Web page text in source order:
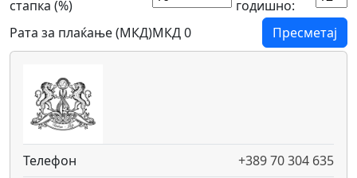
стапка (%)
годишно:
Рата за плаќање (МКД)МКД 0 Пресметај
Телефон
+389 70 304 635